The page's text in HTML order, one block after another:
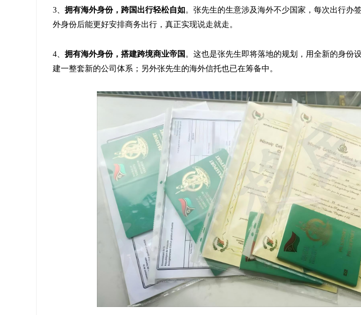
3、 拥有海外身份，跨国出行轻松自如。张先生的生意涉及海外不少国家，每次出行办
外身份后能更好安排商务出行，真正实现说走就走。
4、 拥有海外身份，搭建跨境商业帝国 。这也是张先生即将落地的规划，用全新的身份
建一整套新的公司体系；另外张先生的海外信托也已在筹备中。